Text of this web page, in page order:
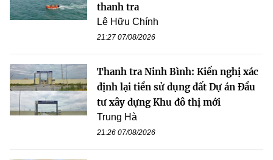
thanh tra
Lê Hữu Chính
21:27 07/08/2026
Thanh tra Ninh Bình: Kiến nghị xác
định lại tiền sử dụng đất Dự án Đầu
tư xây dựng Khu đô thị mới
Trung Hà
21:26 07/08/2026